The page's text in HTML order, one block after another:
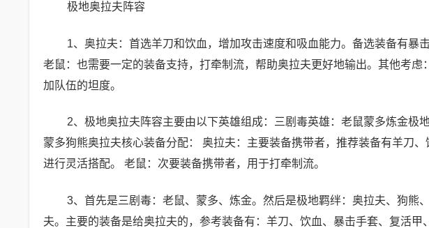
极地奥拉夫阵容
1、奥拉夫：首选羊刀和饮血，增加攻击速度和吸血能力。备选装备有暴
老鼠：也需要一定的装备支持，打牵制流，帮助奥拉夫更好地输出。其他考
加队伍的坦度。
2、极地奥拉夫阵容主要由以下英雄组成：三剧毒英雄：老鼠蒙多炼金极
蒙多狗熊奥拉夫核心装备分配： 奥拉夫：主要装备携带者，推荐装备有羊刀
进行灵活搭配。 老鼠：次要装备携带者，用于打牵制流。
3、首先是三剧毒：老鼠、蒙多、炼金。然后是极地羁绊：奥拉夫、狗熊
夫。主要的装备是给奥拉夫的，参考装备有：羊刀、饮血、暴击手套、复活甲